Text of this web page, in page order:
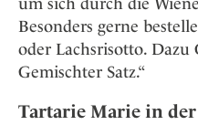
Besonders gerne
oder Lachsrisotto.
Gemischter Satz.“
Tartarie Marie in der